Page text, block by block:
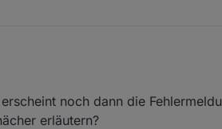
noch dann die
erläutern?